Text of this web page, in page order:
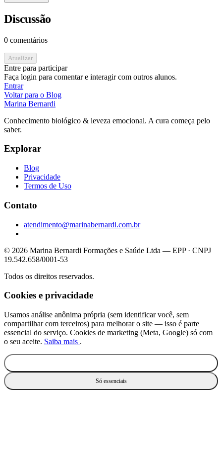
Discussão
0 comentários
Atualizar
Entre para participar
Faça login para comentar e interagir com outros alunos.
Entrar
Voltar para o Blog
Marina Bernardi
Conhecimento biológico & leveza emocional. A cura começa pelo
saber.
Explorar
Blog
Privacidade
Termos de Uso
Contato
atendimento@marinabernardi.com.br
© 2026 Marina Bernardi Formações e Saúde Ltda — EPP · CNPJ
19.542.658/0001-53
Todos os direitos reservados.
Cookies e privacidade
Usamos análise anônima própria (sem identificar você, sem
compartilhar com terceiros) para melhorar o site — isso é parte
essencial do serviço. Cookies de marketing (Meta, Google) só com
o seu aceite. Saiba mais .
Só essenciais